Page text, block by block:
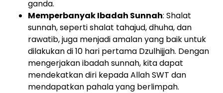
ganda.
Memperbanyak Ibadah Sunnah: Shalat
sunnah, seperti shalat tahajud, dhuha, dan
rawatib, juga menjadi amalan yang baik untuk
dilakukan di 10 hari pertama Dzulhijjah. Dengan
mengerjakan ibadah sunnah, kita dapat
mendekatkan diri kepada Allah SWT dan
mendapatkan pahala yang berlimpah.